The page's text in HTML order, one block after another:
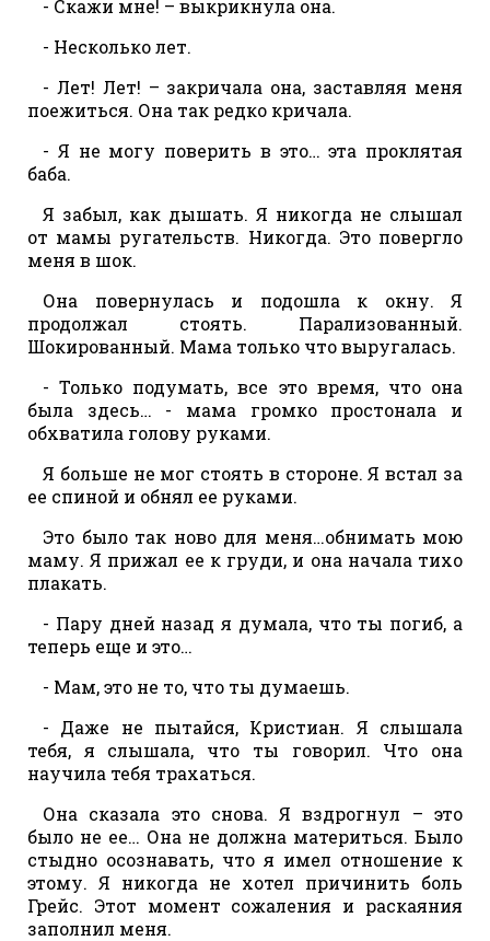
- Скажи мне! – выкрикнула она.
- Несколько лет.
- Лет! Лет! – закричала она, заставляя меня
поежиться. Она так редко кричала.
- Я не могу поверить в это… эта проклятая
баба.
Я забыл, как дышать. Я никогда не слышал
от мамы ругательств. Никогда. Это повергло
меня в шок.
Она повернулась и подошла к окну. Я
продолжал стоять. Парализованный.
Шокированный. Мама только что выругалась.
- Только подумать, все это время, что она
была здесь… - мама громко простонала и
обхватила голову руками.
Я больше не мог стоять в стороне. Я встал за
ее спиной и обнял ее руками.
Это было так ново для меня…обнимать мою
маму. Я прижал ее к груди, и она начала тихо
плакать.
- Пару дней назад я думала, что ты погиб, а
теперь еще и это…
- Мам, это не то, что ты думаешь.
- Даже не пытайся, Кристиан. Я слышала
тебя, я слышала, что ты говорил. Что она
научила тебя трахаться.
Она сказала это снова. Я вздрогнул – это
было не ее… Она не должна материться. Было
стыдно осознавать, что я имел отношение к
этому. Я никогда не хотел причинить боль
Грейс. Этот момент сожаления и раскаяния
заполнил меня.